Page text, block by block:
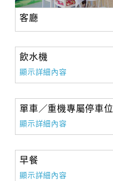
請
款
收
合
店
合
作
客廳
飲水機
顯示詳細內容
單車／重機專屬停車位
顯示詳細內容
早餐
顯示詳細內容